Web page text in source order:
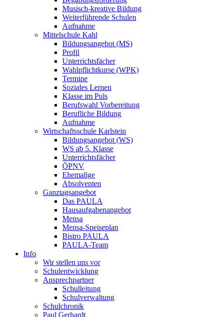
Musisch-kreative Bildung
Weiterführende Schulen
Aufnahme
Mittelschule Kahl
Bildungsangebot (MS)
Profil
Unterrichtsfächer
Wahlpflichtkurse (WPK)
Termine
Soziales Lernen
Klasse im Puls
Berufswahl Vorbereitung
Berufliche Bildung
Aufnahme
Wirtschaftsschule Karlstein
Bildungsangebot (WS)
WS ab 5. Klasse
Unterrichtsfächer
ÖPNV
Ehemalige
Absolventen
Ganztagsangebot
Das PAULA
Hausaufgabenangebot
Mensa
Mensa-Speiseplan
Bistro PAULA
PAULA-Team
Info
Wir stellen uns vor
Schulentwicklung
Ansprechpartner
Schulleitung
Schulverwaltung
Schulchronik
Paul Gerhardt